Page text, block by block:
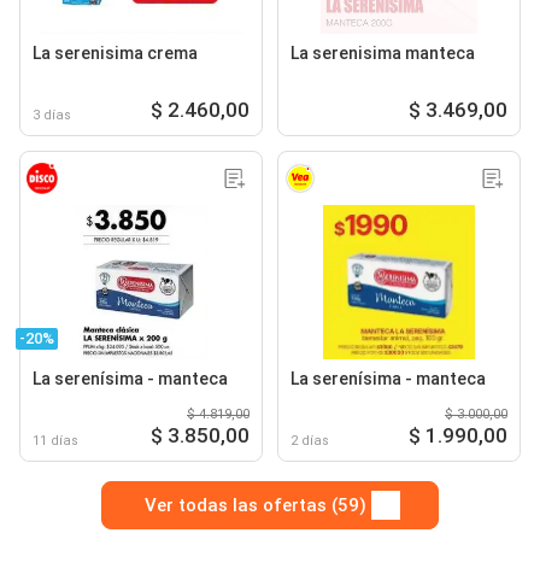
La serenisima crema
3 días $ 2.460,00
La serenisima manteca
$ 3.469,00
-20%
La serenísima - manteca
11 días
$ 4.819,00
$ 3.850,00
La serenísima - manteca
2 días
$ 3.000,00
$ 1.990,00
Ver todas las ofertas (59)